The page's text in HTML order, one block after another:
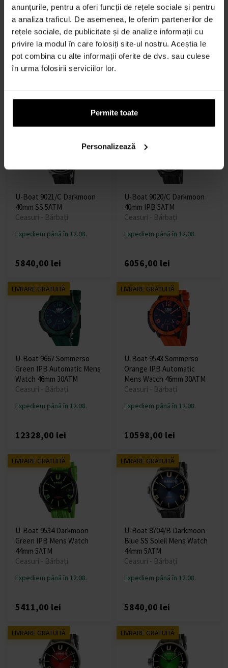
anunțurile, pentru a oferi funcții de rețele sociale și pentru
a analiza traficul. De asemenea, le oferim partenerilor de
rețele sociale, de publicitate și de analize informații cu
privire la modul în care folosiți site-ul nostru. Aceștia le
pot combina cu alte informații oferite de dvs. sau culese
în urma folosirii serviciilor lor.
Permite toate
Personalizează
U-Boat 8838/A Capsoil
Doppiotempo SS GMT
45mm 10ATM
Ceasuri - Bărbați
Expediem până în 12.08.
9041,00 lei
U-Boat 9019/A Darkmoon
40mm IPB 5ATM
Ceasuri - Bărbați
5407,00 lei
LIVRARE GRATUITĂ
U-Boat 9021/C Darkmoon
40mm SS 5ATM
Ceasuri - Bărbați
Expediem până în 12.08.
5840,00 lei
LIVRARE GRATUITĂ
U-Boat 9020/C Darkmoon
40mm IPB 5ATM
Ceasuri - Bărbați
Expediem până în 12.08.
6056,00 lei
LIVRARE GRATUITĂ
U-Boat 9667 Sommerso
Green IPB Automatic Mens
Watch 46mm 30ATM
Ceasuri - Bărbați
Expediem până în 12.08.
12328,00 lei
LIVRARE GRATUITĂ
U-Boat 9543 Sommerso
Orange IPB Automatic
Mens Watch 46mm 30ATM
Ceasuri - Bărbați
Expediem până în 12.08.
10598,00 lei
LIVRARE GRATUITĂ
U-Boat 9534 Darkmoon
Green IPB Mens Watch
44mm 5ATM
Ceasuri - Bărbați
Expediem până în 12.08.
5411,00 lei
LIVRARE GRATUITĂ
U-Boat 8704/B Darkmoon
Blue SS Soleil Mens Watch
44mm 5ATM
Ceasuri - Bărbați
Expediem până în 12.08.
5840,00 lei
LIVRARE GRATUITĂ LIVRARE GRATUITĂ